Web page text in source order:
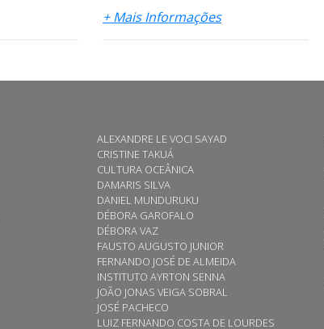
+ Mais Informações
ALEXANDRE LE VOCI SAYAD
CRISTINE TAKUÁ
CULTURA OCEÂNICA
DAMARIS SILVA
DANIEL MUNDURUKU
DÉBORA GAROFALO
DÉBORA VAZ
FAUSTO AUGUSTO JUNIOR
FERNANDO JOSÉ DE ALMEIDA
INSTITUTO AYRTON SENNA
JOÃO JONAS VEIGA SOBRAL
JOSÉ PACHECO
LUIZ FERNANDO COSTA DE LOURDES